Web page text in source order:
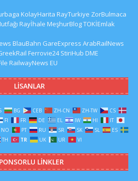
KolayHarita RayTurkiye ZorBulmaca
Rayİhale MeşhurBlogTOKİEmlak
BlauBahn GareExpress ArabRailNews
Ferrovie24 StiriHub DME
RailwayNews EU
LISANLAR
BG CEB ZH-CN ZH-TW
CS
FI FR DE EL IW HI
IT
NO PT RU SR SK SL
ES
TH TR UK UR VI
LINKLER